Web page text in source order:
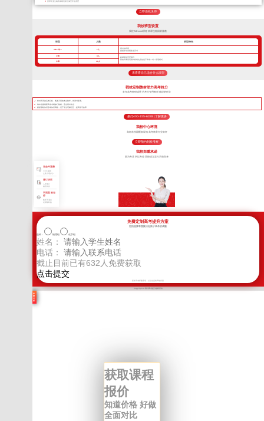
所带毕业生高考成绩优异且深受学生喜爱
立即连线名师
我校班型设置
我校TLEscort课程 班课也能因材施教
班型 人数 班型特色
VIP一对一 1人
高考核武器
把握每寸光阴备战高考
小班 8人
超精细化管理模式
我校班课管理模式精细化管控优于常规一对一管理模式
中班 16人
来看看自己适合什么班型
我校定制教材助力高考抢分
多年高考教研成果 艺考生专用教材 精进更科学
针对不同的高考目标，甄选不同的考点教学，将厚书变薄。
每年根据最新高考考纲修订教材，直击高考考点
狠抓基础知识形成知识网络，便于学生理解记忆，提高学习效率
拨打400-155-6338 | 了解更多
我校中心环境
高标准校园配套设施 高考教育行业标杆
立即预约到校考察
我校郑重承诺
因为专注 所以专业 我校成立至今只做高考
无条件退费
7天不满意
交多少退多少
签订协议
入学签订
辅导协议
不满意 换老
师
教学不满意
老师随时换
免费定制高考提升方案
您的选择将直接决定孩子高考的成败
选科： 物理组 化学组
姓名：
电话：
截止目前已有632人免费获取
新学高考郑重承诺，以上信息将严格保密
Copyright © 四川高考提分版权所有
学
费
计
算
获取课程
报价
知道价格 好做
全面对比